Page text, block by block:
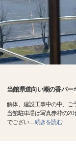
当館県道向い潮の香パー
解体、建設工事中の中、ご
当館駐車場は写真赤枠の
でござい…続きを読む